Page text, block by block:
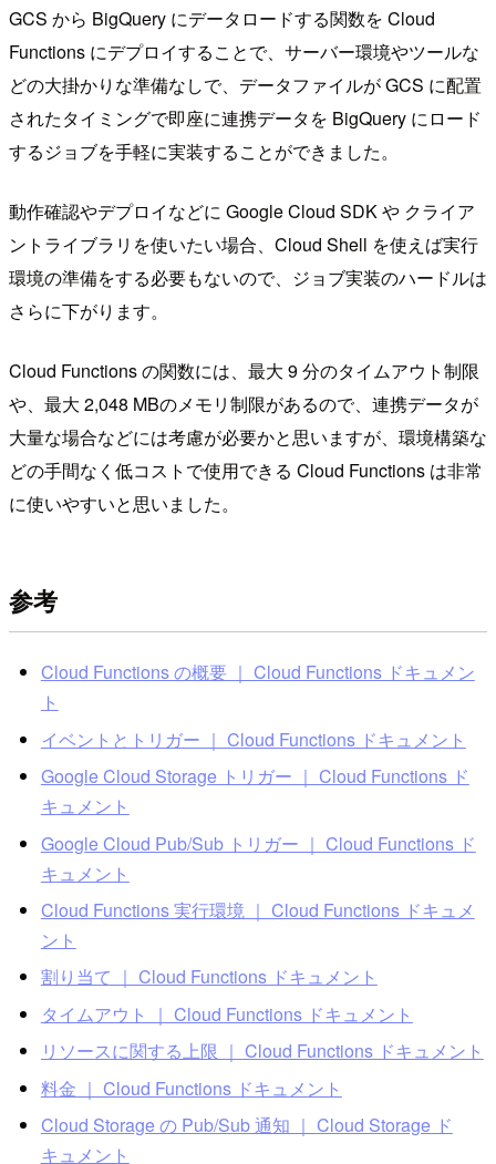
GCS から BigQuery にデータロードする関数を Cloud
Functions にデプロイすることで、サーバー環境やツールな
どの大掛かりな準備なしで、データファイルが GCS に配置
されたタイミングで即座に連携データを BigQuery にロード
するジョブを手軽に実装することができました。
動作確認やデプロイなどに Google Cloud SDK や クライア
ントライブラリを使いたい場合、Cloud Shell を使えば実行
環境の準備をする必要もないので、ジョブ実装のハードルは
さらに下がります。
Cloud Functions の関数には、最大 9 分のタイムアウト制限
や、最大 2,048 MBのメモリ制限があるので、連携データが
大量な場合などには考慮が必要かと思いますが、環境構築な
どの手間なく低コストで使用できる Cloud Functions は非常
に使いやすいと思いました。
参考
Cloud Functions の概要 ｜ Cloud Functions ドキュメン
ト
イベントとトリガー ｜ Cloud Functions ドキュメント
Google Cloud Storage トリガー ｜ Cloud Functions ド
キュメント
Google Cloud Pub/Sub トリガー ｜ Cloud Functions ド
キュメント
Cloud Functions 実行環境 ｜ Cloud Functions ドキュメ
ント
割り当て ｜ Cloud Functions ドキュメント
タイムアウト ｜ Cloud Functions ドキュメント
リソースに関する上限 ｜ Cloud Functions ドキュメント
料金 ｜ Cloud Functions ドキュメント
Cloud Storage の Pub/Sub 通知 ｜ Cloud Storage ド
キュメント